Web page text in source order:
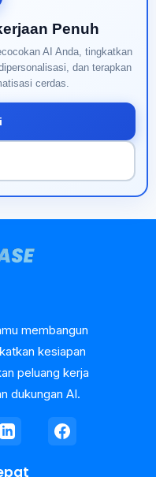
Penuh
AI Anda, tingkatkan
dan terapkan
cerdas.
membangun
kesiapan
peluang kerja
dukungan AI.